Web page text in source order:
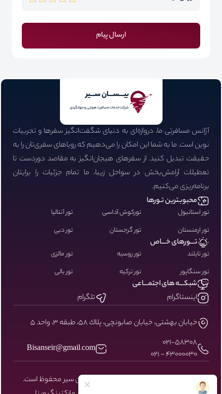
ارسال پیام
بیـــســـان ســـیر
شرکت خدمات مسافرت هوایی و جهانگردی
آژانس مسافرتی ما، دروازه‌ای به دنیای شگفت‌انگیز سفرها و تجربیات
نوین است. ما به شما این امکان را می‌دهیم که رویاهای سفری‌تان را به
حقیقت تبدیل کنید. از سفرهای هیجان‌انگیز به مقاصد دوردست تا
تعطیلات آرامش‌بخش در سواحل زیبا، ما تمام جزئیات را برایتان
برنامه‌ریزی می‌کنیم.
محبوبـترین تـورها
تور استانبول تورکوش آداسی
تور آنتالیا
تور ارمنستان
تور گرجستان تور دبی
تـــورهای خـــاص
تور تایلند تور روسیه
تور مالزی
تور سنگاپور
تور ترکیه تور بالی
شبکـــه های اجتمـــاعی
اینستاگرام
تلگرام
خيابان بهشتى، خيابان صابونچى، پلاك ٥٨، طبقه ٣، واحد ٥
۰۲۱-58308
43000030 - 021
Bisanseir@gmail.com
کلیه حقوق مادی و معنوی سایت نزد بیسان سیر محفوظ است.